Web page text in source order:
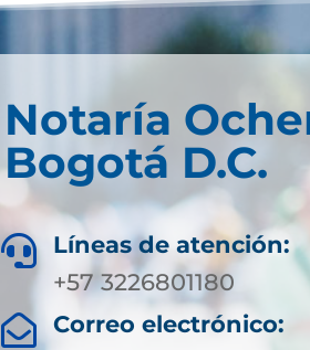
Notaría
Bogotá D.C.

Líneas de atención:
+57 3226801180

Correo electrónico: